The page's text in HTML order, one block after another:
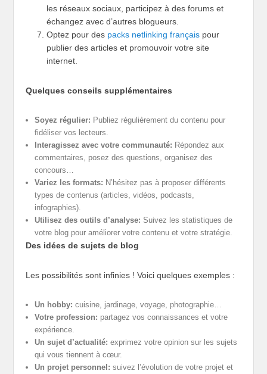
les réseaux sociaux, participez à des forums et
échangez avec d’autres blogueurs.
Optez pour des packs netlinking français pour
publier des articles et promouvoir votre site
internet.
Quelques conseils supplémentaires
Soyez régulier: Publiez régulièrement du contenu pour
fidéliser vos lecteurs.
Interagissez avec votre communauté: Répondez aux
commentaires, posez des questions, organisez des
concours…
Variez les formats: N’hésitez pas à proposer différents
types de contenus (articles, vidéos, podcasts,
infographies).
Utilisez des outils d’analyse: Suivez les statistiques de
votre blog pour améliorer votre contenu et votre stratégie.
Des idées de sujets de blog
Les possibilités sont infinies ! Voici quelques exemples :
Un hobby: cuisine, jardinage, voyage, photographie…
Votre profession: partagez vos connaissances et votre
expérience.
Un sujet d’actualité: exprimez votre opinion sur les sujets
qui vous tiennent à cœur.
Un projet personnel: suivez l’évolution de votre projet et